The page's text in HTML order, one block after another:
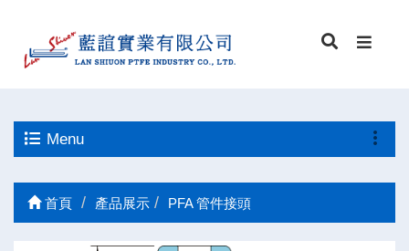
Menu
首頁 產品展示 PFA 管件接頭